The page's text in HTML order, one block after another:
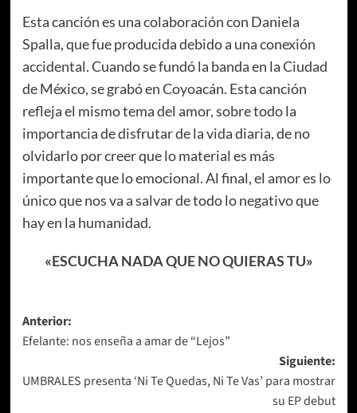
Esta canción es una colaboración con Daniela
Spalla, que fue producida debido a una conexión
accidental. Cuando se fundó la banda en la Ciudad
de México, se grabó en Coyoacán. Esta canción
refleja el mismo tema del amor, sobre todo la
importancia de disfrutar de la vida diaria, de no
olvidarlo por creer que lo material es más
importante que lo emocional. Al final, el amor es lo
único que nos va a salvar de todo lo negativo que
hay en la humanidad.
«ESCUCHA NADA QUE NO QUIERAS TU»
Navegación
de
entradas
Anterior:
Efelante: nos enseña a amar de “Lejos”
Siguiente:
UMBRALES presenta ‘Ni Te Quedas, Ni Te Vas’ para mostrar
su EP debut